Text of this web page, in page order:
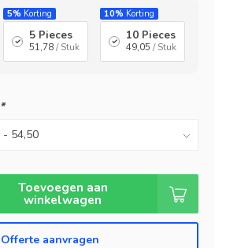
5% Korting
5 Pieces
51,78/ Stuk
10% Korting
10 Pieces
49,05 / Stuk
*
Toevoegen aan
winkelwagen
Offerte aanvragen